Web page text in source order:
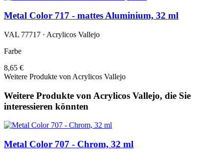
Metal Color 717 - mattes Aluminium, 32 ml
VAL 77717 · Acrylicos Vallejo
Farbe
8,65 €
Weitere Produkte von Acrylicos Vallejo
Weitere Produkte von Acrylicos Vallejo, die Sie
interessieren könnten
Metal Color 707 - Chrom, 32 ml